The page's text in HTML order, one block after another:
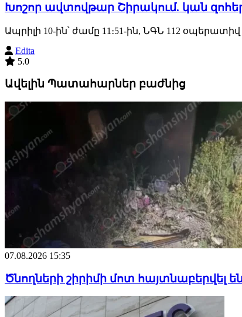
Խոշոր ավտովթար Շիրակում. կան
Ապրիլի 10-ին՝ ժամը 11։51-ին, ՆԳՆ 112
Edita
5.0
Ավելին Պատահարներ բաժնից
07.08.2026 15:35
Ծնողների շիրիմի մոտ հայտնաբերվել